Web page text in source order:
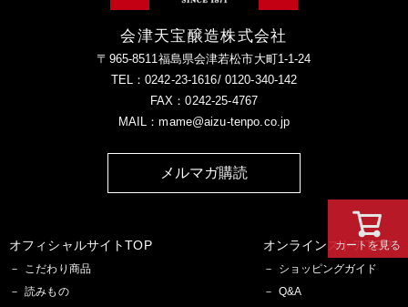
会津天宝醸造株式会社
〒965-8511福島県会津若松市大町1-1-24
TEL：0242-23-1616/ 0120-340-142
FAX：0242-25-4767
MAIL：mame@aizu-tenpo.co.jp
メルマガ購読
オフィシャルサイトTOP
こだわり商品
読みもの
オンラインストアTOP
ショッピングガイド
Q&A
カートを見る